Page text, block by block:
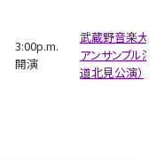
3:00p.m.
開演
武蔵野音楽大学
アンサンブル演
道北見公演）